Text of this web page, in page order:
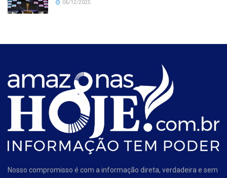
06/12/2025
Nosso compromisso é com a informação direta, verdadeira e sem